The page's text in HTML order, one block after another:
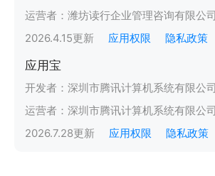
运营者： 潍坊读行企业管理咨询有限公司
2026.4.15更新 应用权限 隐私政策
应用宝
开发者： 深圳市腾讯计算机系统有限公司
运营者： 深圳市腾讯计算机系统有限公司
2026.7.28更新 应用权限 隐私政策